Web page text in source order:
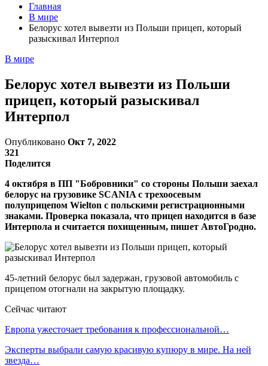
Главная
В мире
Белорус хотел вывезти из Польши прицеп, который
разыскивал Интерпол
В мире
Белорус хотел вывезти из Польши
прицеп, который разыскивал
Интерпол
Опубликовано Окт 7, 2022
321
Поделится
4 октября в ПП "Бобровники" со стороны Польши заехал
белорус на грузовике SCANIA с трехоосевым
полуприцепом Wielton с польскими регистрационными
знаками. Проверка показала, что прицеп находится в базе
Интерпола и считается похищенным, пишет АвтоГродно.
45-летний белорус был задержан, грузовой автомобиль с
прицепом отогнали на закрытую площадку.
Сейчас читают
Европа ужесточает требования к профессиональной…
Эксперты выбрали самую красивую купюру в мире. На ней
звезда…